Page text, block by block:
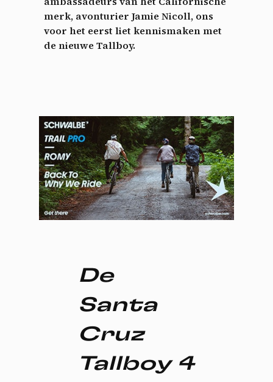
merk, avonturier Jamie Nicoll, ons
voor het eerst liet kennismaken met
de nieuwe Tallboy.
De
Santa
Cruz
Tallboy 4